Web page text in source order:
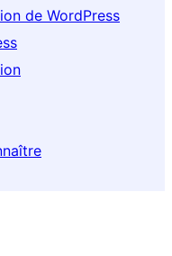
de WordPress